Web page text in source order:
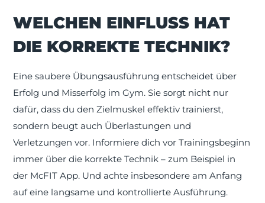
WELCHEN EINFLUSS HAT
DIE KORREKTE TECHNIK?
Eine saubere Übungsausführung entscheidet über
Erfolg und Misserfolg im Gym. Sie sorgt nicht nur
dafür, dass du den Zielmuskel effektiv trainierst,
sondern beugt auch Überlastungen und
Verletzungen vor. Informiere dich vor Trainingsbeginn
immer über die korrekte Technik – zum Beispiel in
der McFIT App. Und achte insbesondere am Anfang
auf eine langsame und kontrollierte Ausführung.